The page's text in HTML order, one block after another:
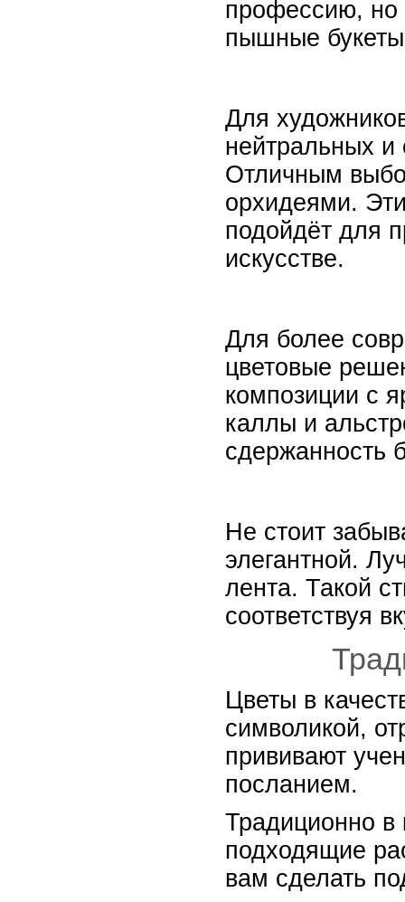
профессию, но
пышные
Для
нейтральных и
Отличным
орхидеями.
подойдёт для
искусстве.
Для более
цветовые
композиции с
каллы и
сдержанность
Не стоит
элегантной.
лента. Такой
соответствуя
Цветы в
символикой,
прививают
посланием.
Традиционно в
подходящие
вам сделать